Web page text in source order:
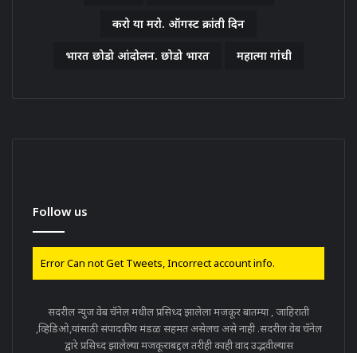
करो या मरो. ऑगस्ट क्रांती दिन
भारत छोडो आंदोलन. छोडो भारत महात्मा गांधी
Follow us
Error Can not Get Tweets, Incorrect account info.
सदरील न्युज वेब चॅनेल मधील प्रसिध्द झालेला मजकूर बातम्या , जाहिराती
,व्हिडिओ,यांसाठी संपादकीय मंडळ सहमत असेलच असे नाही .सदरील वेब चॅनेल
द्वारे प्रसिध्द झालेल्या मजकूराबद्दल तरीही काही वाद उद्भवील्यास